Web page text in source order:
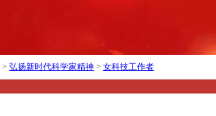
> 弘扬新时代科学家精神 > 女科技工作者